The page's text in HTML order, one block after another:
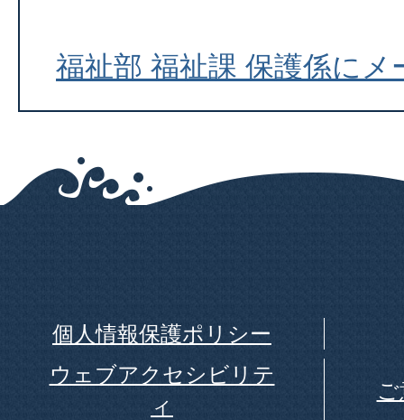
福祉部 福祉課 保護係にメ
個人情報保護ポリシー
ウェブアクセシビリテ
ィ